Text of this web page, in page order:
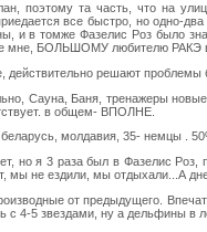
поэтому та часть, что на
все быстро, но одно-
и в томже Фазелис Роз было
мне, БОЛЬШОМУ любителю РАКЭ
решают проблемы
Сауна, Баня, тренажеры
в общем- ВПОЛНЕ.
беларусь, молдавия, 35- немцы .
но я 3 раза был в Фазелис
мы не ездили, мы отдыхали...А
от предыдущего.
с 4-5 звездами, ну а дельфины в